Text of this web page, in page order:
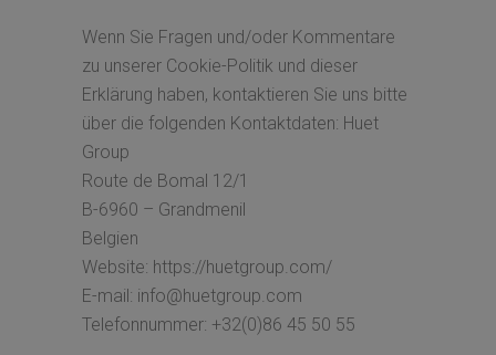
Wenn Sie Fragen und/oder Kommentare
zu unserer Cookie-Politik und dieser
Erklärung haben, kontaktieren Sie uns bitte
über die folgenden Kontaktdaten: Huet
Group
Route de Bomal 12/1
B-6960 – Grandmenil
Belgien
Website: https://huetgroup.com/
E-mail: info@huetgroup.com
Telefonnummer: +32(0)86 45 50 55